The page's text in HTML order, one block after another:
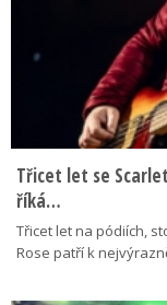
Třicet let se
říká…
Třicet let na pódiích,
Rose patří k